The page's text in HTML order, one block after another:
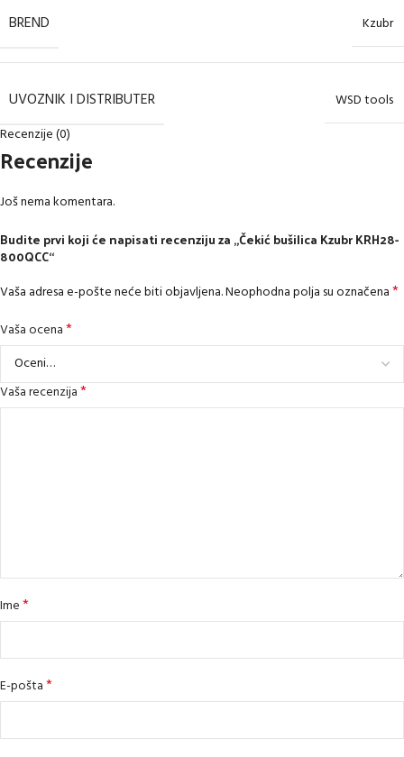
BREND Kzubr
UVOZNIK I DISTRIBUTER
WSD tools
Recenzije (0)
Recenzije
Još nema komentara.
Budite prvi koji će napisati recenziju za „Čekić bušilica Kzubr KRH28-
800QCC“
Vaša adresa e-pošte neće biti objavljena.Neophodna polja su označena*
Vaša ocena*
Vaša recenzija*
Ime*
E-pošta*